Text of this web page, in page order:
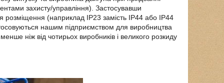
захисту/управління). Застосувавши
розміщення (наприклад IP23 замість IP44 або IP44
нашим підприємством для виробництва
ніж від чотирьох виробників і великого розкиду